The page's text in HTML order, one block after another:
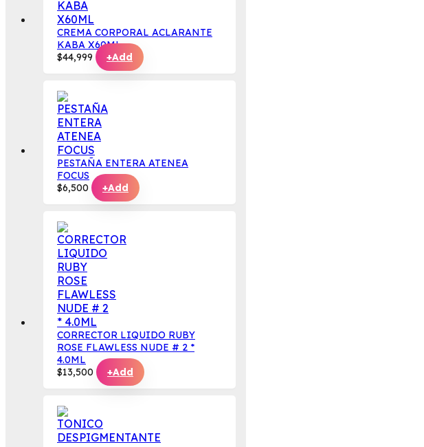
CREMA CORPORAL ACLARANTE
KABA X60ML
$44,999 +Add
PESTAÑA ENTERA ATENEA
FOCUS
$6,500 +Add
CORRECTOR LIQUIDO RUBY
ROSE FLAWLESS NUDE # 2 *
4.0ML
$13,500 +Add